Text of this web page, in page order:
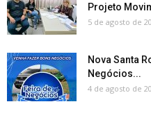
Projeto
5 de agosto de
Nova Santa
Negócios...
4 de agosto de